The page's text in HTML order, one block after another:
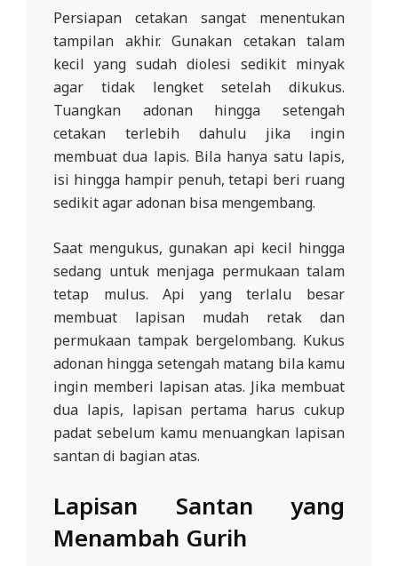
Persiapan cetakan sangat menentukan
tampilan akhir. Gunakan cetakan talam
kecil yang sudah diolesi sedikit minyak
agar tidak lengket setelah dikukus.
Tuangkan adonan hingga setengah
cetakan terlebih dahulu jika ingin
membuat dua lapis. Bila hanya satu lapis,
isi hingga hampir penuh, tetapi beri ruang
sedikit agar adonan bisa mengembang.
Saat mengukus, gunakan api kecil hingga
sedang untuk menjaga permukaan talam
tetap mulus. Api yang terlalu besar
membuat lapisan mudah retak dan
permukaan tampak bergelombang. Kukus
adonan hingga setengah matang bila kamu
ingin memberi lapisan atas. Jika membuat
dua lapis, lapisan pertama harus cukup
padat sebelum kamu menuangkan lapisan
santan di bagian atas.
Lapisan Santan yang
Menambah Gurih